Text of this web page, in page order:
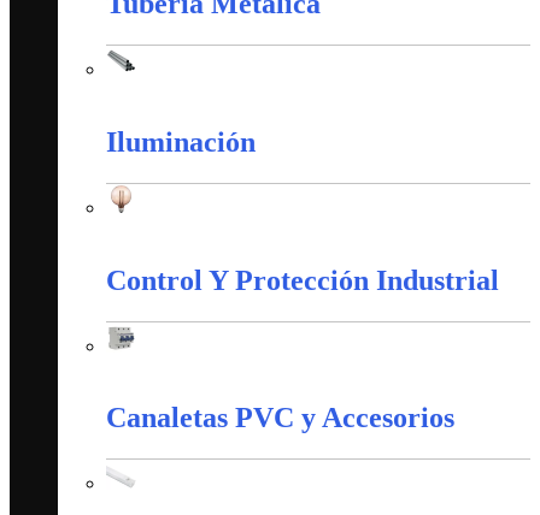
Iluminación
Control Y Protección Industrial
Canaletas PVC y Accesorios